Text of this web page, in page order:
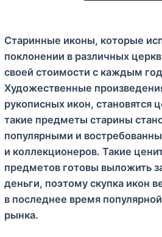
Старинные иконы, которые
поклонении в различных
своей стоимости с каждым
Художественные
рукописных икон, становятся
такие предметы старины
популярными и
и коллекционеров. Такие
предметов готовы выложить
деньги, поэтому скупка икон
в последнее время
рынка.